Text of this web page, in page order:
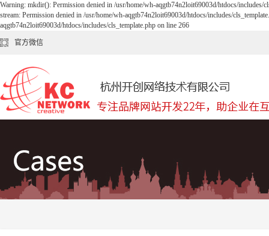
Warning: mkdir(): Permission denied in /usr/home/wh-aqgtb74n2loit69003d/htdocs/
stream: Permission denied in /usr/home/wh-aqgtb74n2loit69003d/htdocs/includes/
aqgtb74n2loit69003d/htdocs/includes/cls_template.php on line 266
官方微信